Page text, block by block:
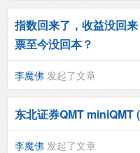
指数回来了，收益没回
票至今没回本？
李魔佛 发起了文章
东北证券QMT miniQMT
李魔佛 发起了文章